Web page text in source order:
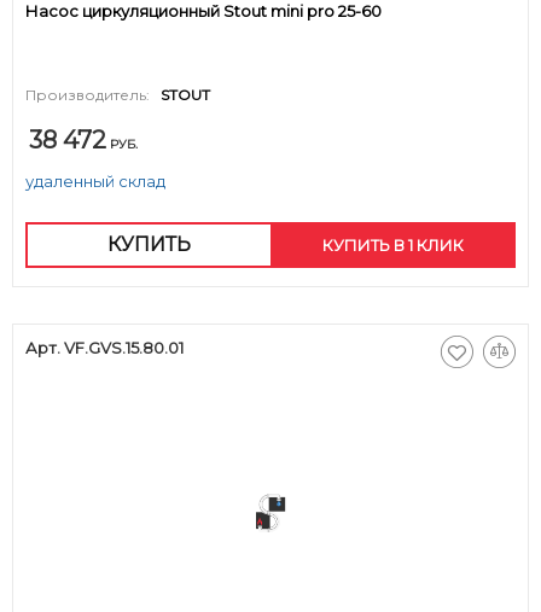
Насос циркуляционный Stout mini pro 25-60
Производитель: STOUT
38 472 РУБ.
удаленный склад
КУПИТЬ КУПИТЬ В 1 КЛИК
Арт. VF.GVS.15.80.01